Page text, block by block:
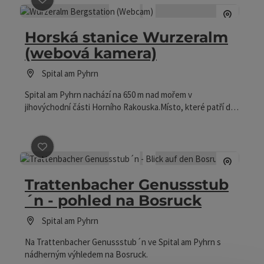
Označit příspěvek : Horská stanice Wurzeralm (webová
Horská stanice Wurzeralm
(webová kamera)
Spital am Pyhrn
Spital am Pyhrn nachází na 650 m nad mořem v
jihovýchodní části Horního Rakouska.Místo, které patří do
(Mrtví hory). Klikněte zde pro webovou kameru!
Označit příspěvek: Trattenbacher Genussstub´n -
Trattenbacher Genussstub
´n - pohled na Bosruck
Spital am Pyhrn
Na Trattenbacher Genussstub´n ve Spital am Pyhrn s
nádherným výhledem na Bosruck.